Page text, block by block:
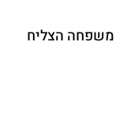
משפחה הצליח